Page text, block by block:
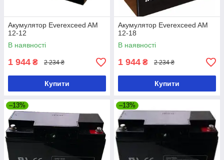
Акумулятор Everexceed AM
12-12
В наявності
1 944 ₴ 2 234 ₴
Купити
Акумулятор Everexceed AM
12-18
В наявності
1 944 ₴ 2 234 ₴
Купити
–13% –13%